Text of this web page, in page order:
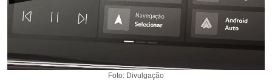
Foto: Divulgação